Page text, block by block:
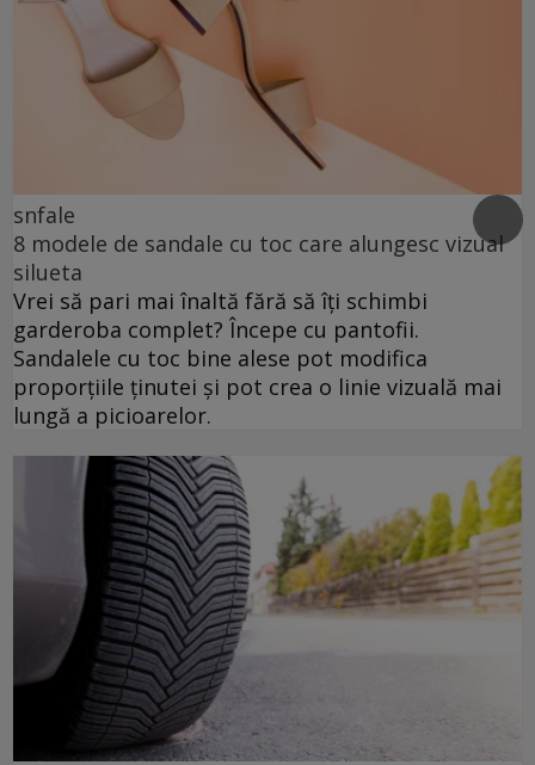
snfale
8 modele de sandale cu toc care alungesc vizual
silueta
Vrei să pari mai înaltă fără să îți schimbi
garderoba complet? Începe cu pantofii.
Sandalele cu toc bine alese pot modifica
proporțiile ținutei și pot crea o linie vizuală mai
lungă a picioarelor.